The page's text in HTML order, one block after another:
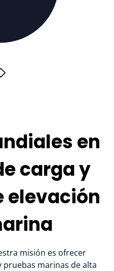
en
carga y
elevación
misión es ofrecer
pruebas marinas de alta